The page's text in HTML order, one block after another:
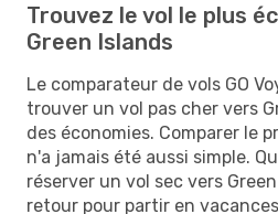
Trouvez le vol le plus
Green Islands
Le comparateur de vols GO
trouver un vol pas cher vers
des économies. Comparer le
n'a jamais été aussi simple.
réserver un vol sec vers
retour pour partir en